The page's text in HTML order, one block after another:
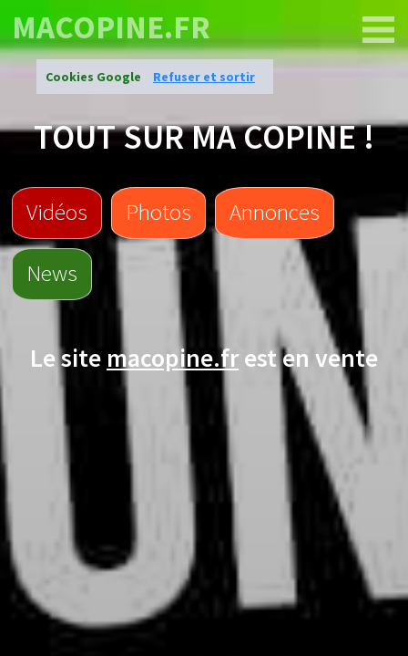
Cookies Google Refuser et sortir
MACOPINE.FR
TOUT SUR MA COPINE !
Vidéos Photos Annonces
News
Le site macopine.frest en vente